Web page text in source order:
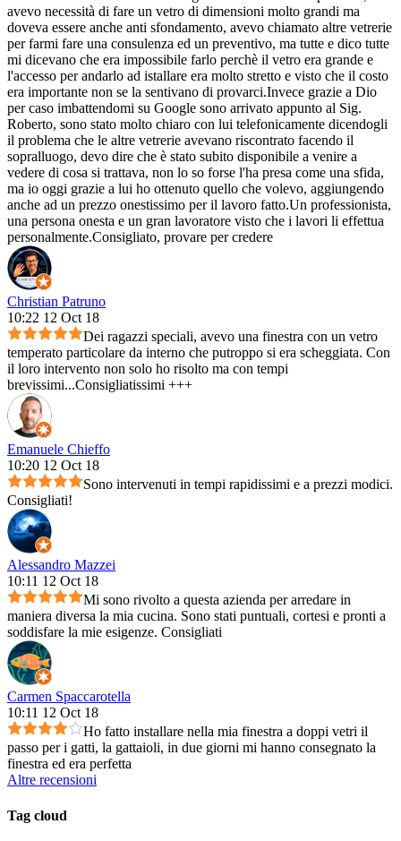
avevo necessità di fare un vetro di dimensioni molto grandi ma
doveva essere anche anti sfondamento, avevo chiamato altre vetrerie
per farmi fare una consulenza ed un preventivo, ma tutte e dico tutte
mi dicevano che era impossibile farlo perchè il vetro era grande e
l'accesso per andarlo ad istallare era molto stretto e visto che il costo
era importante non se la sentivano di provarci.Invece grazie a Dio
per caso imbattendomi su Google sono arrivato appunto al Sig.
Roberto, sono stato molto chiaro con lui telefonicamente dicendogli
il problema che le altre vetrerie avevano riscontrato facendo il
sopralluogo, devo dire che è stato subito disponibile a venire a
vedere di cosa si trattava, non lo so forse l'ha presa come una sfida,
ma io oggi grazie a lui ho ottenuto quello che volevo, aggiungendo
anche ad un prezzo onestissimo per il lavoro fatto.Un professionista,
una persona onesta e un gran lavoratore visto che i lavori li effettua
personalmente.Consigliato, provare per credere
Christian Patruno
10:22 12 Oct 18
Dei ragazzi speciali, avevo una finestra con un vetro
temperato particolare da interno che putroppo si era scheggiata. Con
il loro intervento non solo ho risolto ma con tempi
brevissimi...Consigliatissimi +++
Emanuele Chieffo
10:20 12 Oct 18
Sono intervenuti in tempi rapidissimi e a prezzi modici.
Consigliati!
Alessandro Mazzei
10:11 12 Oct 18
Mi sono rivolto a questa azienda per arredare in
maniera diversa la mia cucina. Sono stati puntuali, cortesi e pronti a
soddisfare la mie esigenze. Consigliati
Carmen Spaccarotella
10:11 12 Oct 18
Ho fatto installare nella mia finestra a doppi vetri il
passo per i gatti, la gattaioli, in due giorni mi hanno consegnato la
finestra ed era perfetta
Altre recensioni
Tag cloud